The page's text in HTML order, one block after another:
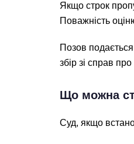
Якщо строк
Поважність
Позов
збір зі справ
Що можна
Суд, якщо